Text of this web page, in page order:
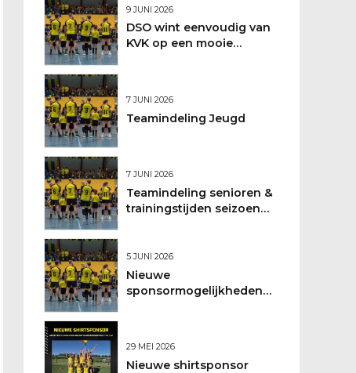
9 JUNI 2026
DSO wint eenvoudig van
KVK op een mooie
7 JUNI 2026
Teamindeling Jeugd
7 JUNI 2026
Teamindeling senioren &
trainingstijden seizoen
5 JUNI 2026
Nieuwe
sponsormogelijkheden
29 MEI 2026
Nieuwe shirtsponsor